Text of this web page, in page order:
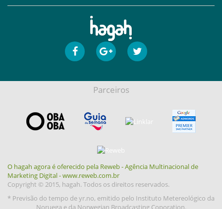
Parceiros
O hagah agora é oferecido pela Reweb - Agência Multinacional de
Marketing Digital - www.reweb.com.br
Copyright © 2015, hagah. Todos os direitos reservados.
* Previsão do tempo de yr.no, emitido pelo Instituto Metereológico da
Noruega e da Norwegian Broadcasting Coporation.